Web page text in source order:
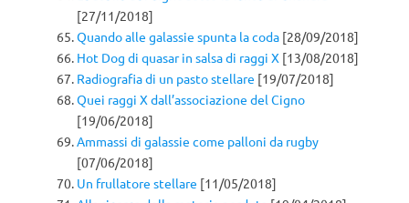
[27/11/2018]
Quando alle galassie spunta la coda [28/09/2018]
Hot Dog di quasar in salsa di raggi X [13/08/2018]
Radiografia di un pasto stellare [19/07/2018]
Quei raggi X dall’associazione del Cigno
[19/06/2018]
Ammassi di galassie come palloni da rugby
[07/06/2018]
Un frullatore stellare [11/05/2018]